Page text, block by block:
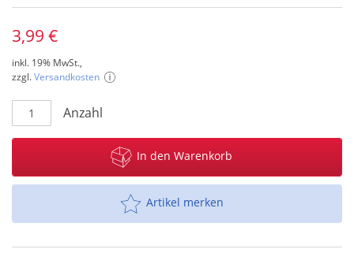
3,99 €
inkl. 19% MwSt.,
zzgl.Versandkosten
Anzahl
In den Warenkorb
Artikel merken